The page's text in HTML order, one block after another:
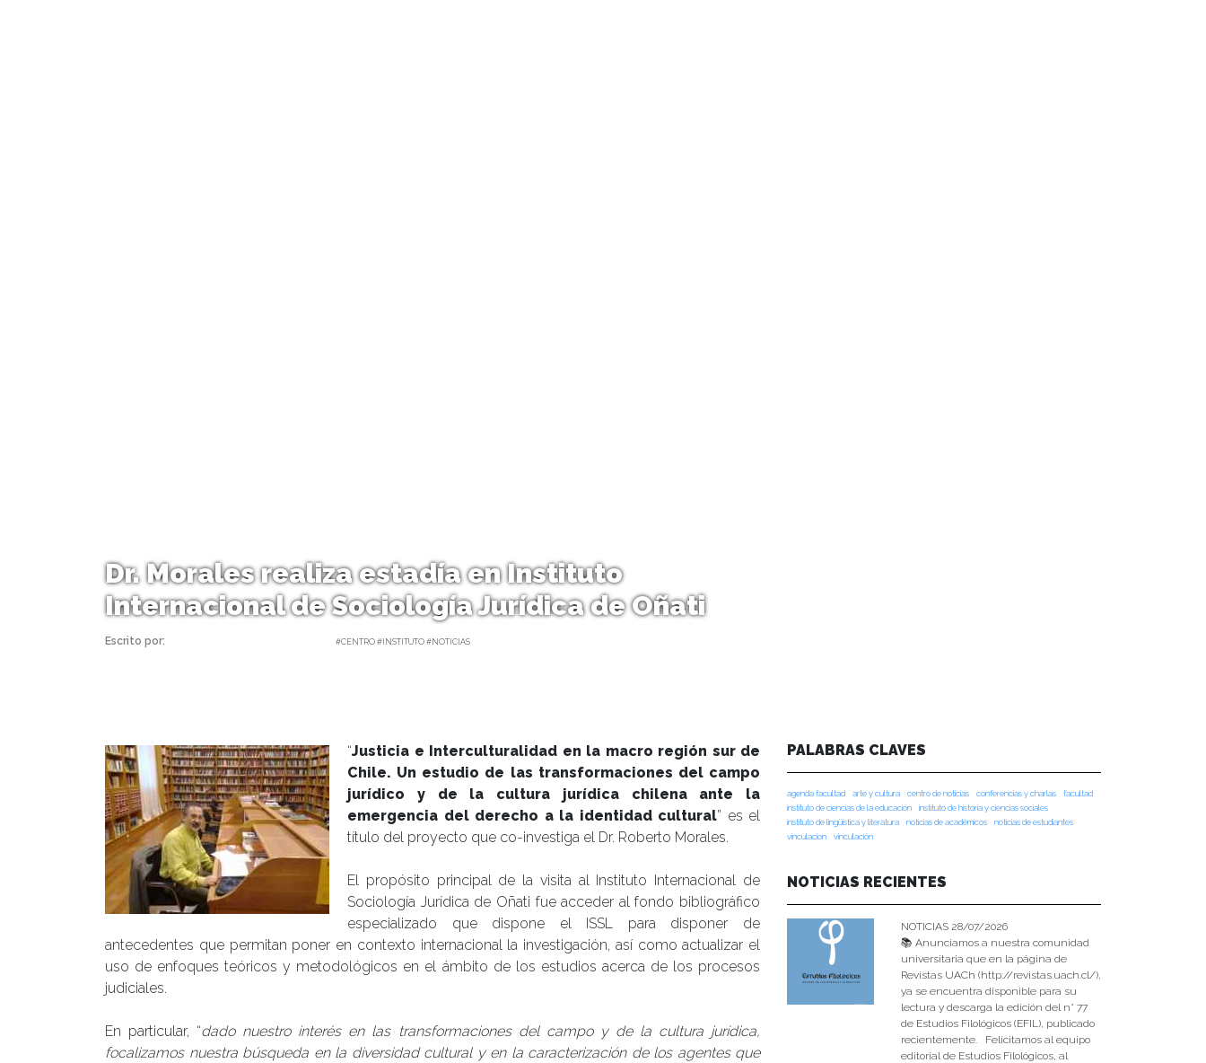
Dr. Morales realiza estadía en Instituto
Internacional de Sociología Jurídica de Oñati
Escrito por: #CENTRO #INSTITUTO #NOTICIAS
“Justicia e Interculturalidad en la macro región sur de
Chile. Un estudio de las transformaciones del campo
jurídico y de la cultura jurídica chilena ante la
emergencia del derecho a la identidad cultural” es el
título del proyecto que co-investiga el Dr. Roberto Morales.
El propósito principal de la visita al Instituto Internacional de
Sociología Jurídica de Oñati fue acceder al fondo bibliográfico
especializado que dispone el ISSL para disponer de
antecedentes que permitan poner en contexto internacional la investigación, así como actualizar el
uso de enfoques teóricos y metodológicos en el ámbito de los estudios acerca de los procesos
judiciales.
En particular, “dado nuestro interés en las transformaciones del campo y de la cultura jurídica,
focalizamos nuestra búsqueda en la diversidad cultural y en la caracterización de los agentes que
PALABRAS CLAVES
agenda facultad arte y cultura centro de noticias conferencias y charlas
facultad
instituto de ciencias de la educación
instituto de historia y ciencias sociales
instituto de lingüística y literatura
noticias de académicos
noticias de estudiantes
vinculacion
vinculación
NOTICIAS RECIENTES
NOTICIAS 28/07/2026
📚 Anunciamos a nuestra comunidad
universitaria que en la página de
Revistas UACh (http://revistas.uach.cl/),
ya se encuentra disponible para su
lectura y descarga la edición del n° 77
de Estudios Filológicos (EFIL), publicado
recientemente. Felicitamos al equipo
editorial de Estudios Filológicos, al